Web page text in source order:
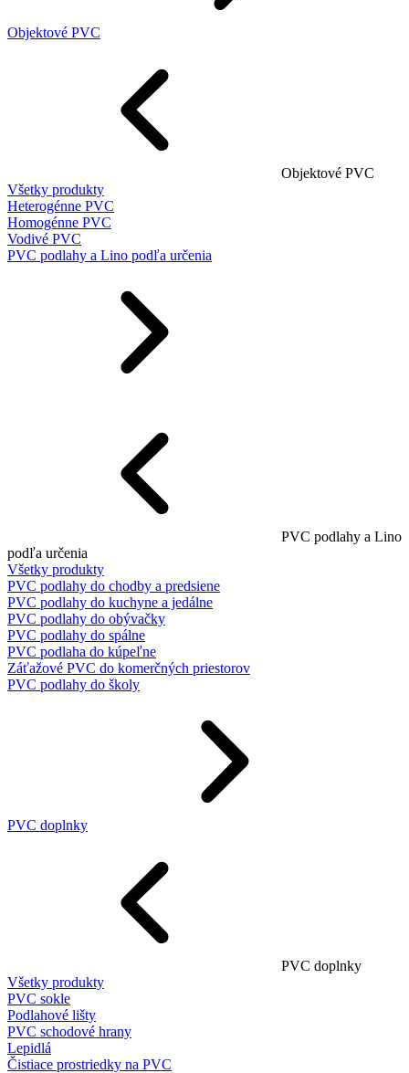
Objektové PVC
Objektové PVC
Všetky produkty
Heterogénne PVC
Homogénne PVC
Vodivé PVC
PVC podlahy a Lino podľa určenia
PVC podlahy a Lino
podľa určenia
Všetky produkty
PVC podlahy do chodby a predsiene
PVC podlahy do kuchyne a jedálne
PVC podlahy do obývačky
PVC podlahy do spálne
PVC podlaha do kúpeľne
Záťažové PVC do komerčných priestorov
PVC podlahy do školy
PVC doplnky
PVC doplnky
Všetky produkty
PVC sokle
Podlahové lišty
PVC schodové hrany
Lepidlá
Čistiace prostriedky na PVC